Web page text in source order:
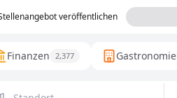
veröffentlichen
Finanzen 2,377 Gastronomie